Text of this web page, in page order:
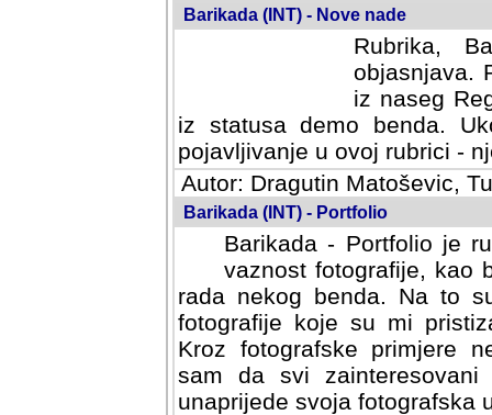
Barikada (INT) - Nove nade
Rubrika,
objasnjava.
iz naseg
iz statusa demo benda.
pojavljivanje u ovoj rubrici -
Autor: Dragutin Matoševic,
Barikada (INT) - Portfolio
Barikada - Portfolio je
vaznost fotografije, kao
rada nekog benda. Na to
fotografije koje su mi
fotografske primjere
svi zainteresovani
svoja fotografska umijeca.